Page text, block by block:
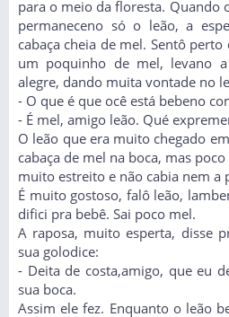
para o meio da floresta. Quando
permaneceno só o leão, a
cabaça cheia de mel. Sentô
um poquinho de mel, levano
alegre, dando muita vontade no
- O que é que ocê está bebeno
- É mel, amigo leão. Qué
O leão que era muito chegado
cabaça de mel na boca, mas
muito estreito e não cabia nem a
É muito gostoso, falô leão,
difici pra bebê. Sai poco mel.
A raposa, muito esperta, disse
sua golodice:
- Deita de costa,amigo, que eu
sua boca.
Assim ele fez. Enquanto o leão